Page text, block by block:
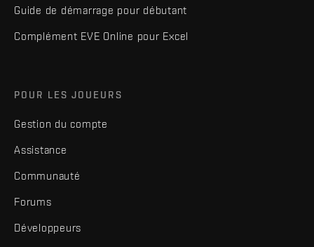
Guide de démarrage pour débutant
Complément EVE Online pour Excel
POUR LES JOUEURS
Gestion du compte
Assistance
Communauté
Forums
Développeurs